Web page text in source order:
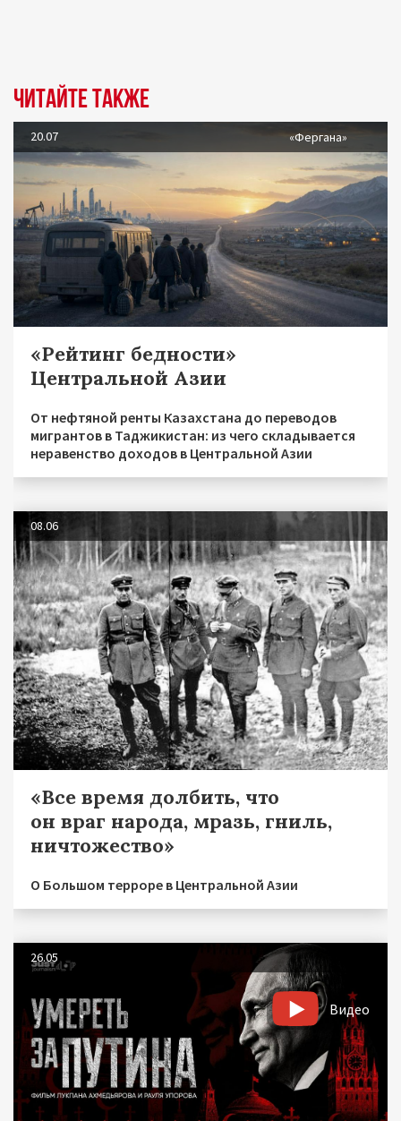
Читайте также
20.07 «Фергана»
«Рейтинг бедности»
Центральной Азии
От нефтяной ренты Казахстана до переводов
мигрантов в Таджикистан: из чего складывается
неравенство доходов в Центральной Азии
08.06
«Все время долбить, что
он враг народа, мразь, гниль,
ничтожество»
О Большом терроре в Центральной Азии
26.05
Видео